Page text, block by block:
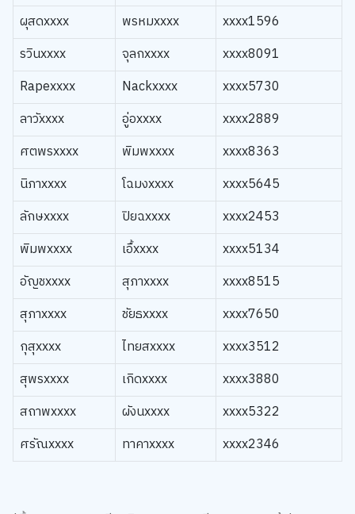
ผุสดxxxx
พรหมxxxx
xxxx1596
รวินxxxx
จุลกxxxx
xxxx8091
Rapexxxx
Nackxxxx
xxxx5730
ลาวัxxxx
อู่อxxxx
xxxx2889
ศตพรxxxx
พิมพxxxx
xxxx8363
นิภาxxxx
โฉมงxxxx
xxxx5645
ลักษxxxx
ปิยฉxxxx
xxxx2453
พิมพxxxx
เอื้xxxx
xxxx5134
อัญชxxxx
สุภาxxxx
xxxx8515
สุภาxxxx
ชัยธxxxx
xxxx7650
กุสุxxxx
ไทยสxxxx
xxxx3512
สุพรxxxx
เกิดxxxx
xxxx3880
สถาพxxxx
ผังนxxxx
xxxx5322
ศรัณxxxx
ทาคาxxxx xxxx2346